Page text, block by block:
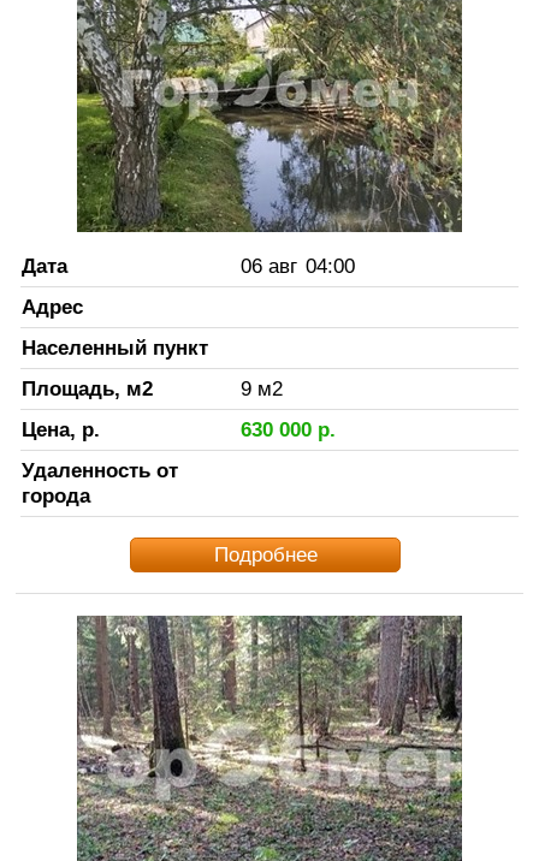
Дата 06 авг 04:00
Адрес
Населенный пункт
Площадь, м2
9 м2
Цена, р.
630 000р.
Удаленность от
города
Подробнее